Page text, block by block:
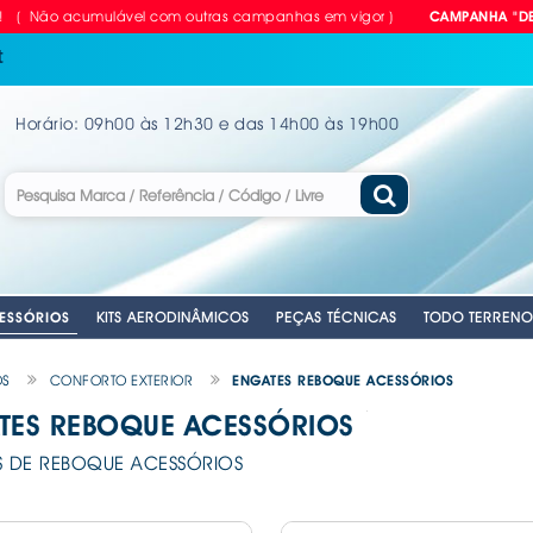
com outras campanhas em vigor ) CAMPANHA
Horário: 09h00 às 12h30 e das 14h00 às 19h00
. EMERGENCIA
. PLACAS RETRORREFLECTORAS
TPMS . PASTILHAS TRAVÃO EBC
ACESSÓRIOS
KITS AERODINÂMICOS PEÇAS TÉCNICAS TODO TERRENO
. CUBOS RODA MANUAIS
CARRO
. EMERGENCIA
. CORTINAS PARA CARRO
. MOCAS / MANETES VELOCIDADES
CONFORTO EXTERIOR ENGATES REBOQUE ACESSÓRIOS
REBOQUE ACESSÓRIOS
DE REBOQUE ACESSÓRIOS